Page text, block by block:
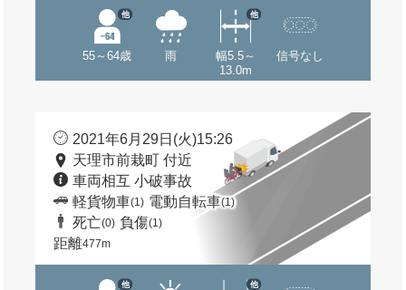
55～64歳
他
雨
幅5.5～
13.0m
他
信号なし
2021年6月29日(火)15:26
天理市前栽町 付近
車両相互 小破事故
軽貨物車(1) 電動自転車(1)
死亡(0) 負傷(1)
距離477m
他 他